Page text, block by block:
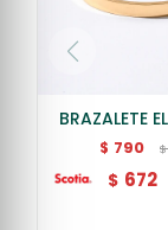
BRAZALETE
$ 790 $
$ 672